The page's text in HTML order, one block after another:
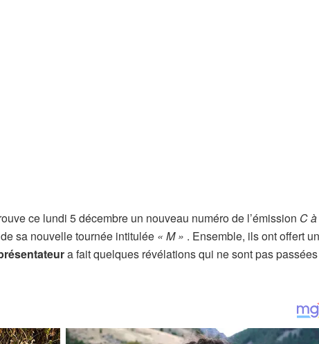
ce lundi 5 décembre un nouveau numéro de l’émission C
sa nouvelle tournée intitulée « M » . Ensemble, ils ont offert
a fait quelques révélations qui ne sont pas passées